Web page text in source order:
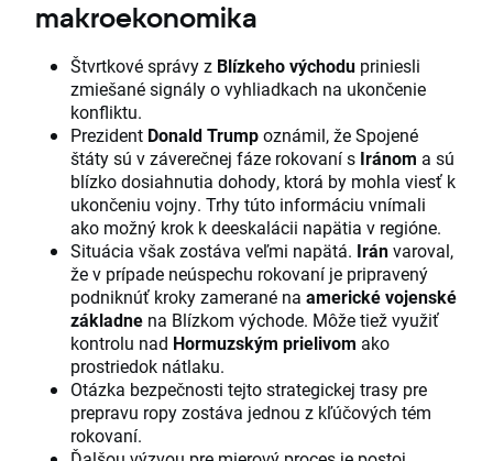
makroekonomika
Štvrtkové správy z Blízkeho východu priniesli
zmiešané signály o vyhliadkach na ukončenie
konfliktu.
Prezident Donald Trumpoznámil, že Spojené
štáty sú v záverečnej fáze rokovaní s Iránom a sú
blízko dosiahnutia dohody, ktorá by mohla viesť k
ukončeniu vojny. Trhy túto informáciu vnímali
ako možný krok k deeskalácii napätia v regióne.
Situácia však zostáva veľmi napätá. Iránvaroval,
že v prípade neúspechu rokovaní je pripravený
podniknúť kroky zamerané na americké vojenské
základne na Blízkom východe. Môže tiež využiť
kontrolu nad Hormuzským prielivom ako
prostriedok nátlaku.
Otázka bezpečnosti tejto strategickej trasy pre
prepravu ropy zostáva jednou z kľúčových tém
rokovaní.